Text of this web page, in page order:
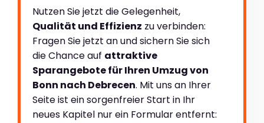
Nutzen Sie jetzt die Gelegenheit,
Qualität und Effizienz zu verbinden:
Fragen Sie jetzt an und sichern Sie sich
die Chance auf attraktive
Sparangebote für Ihren Umzug von
Bonn nach Debrecen. Mit uns an Ihrer
Seite ist ein sorgenfreier Start in Ihr
neues Kapitel nur ein Formular entfernt: